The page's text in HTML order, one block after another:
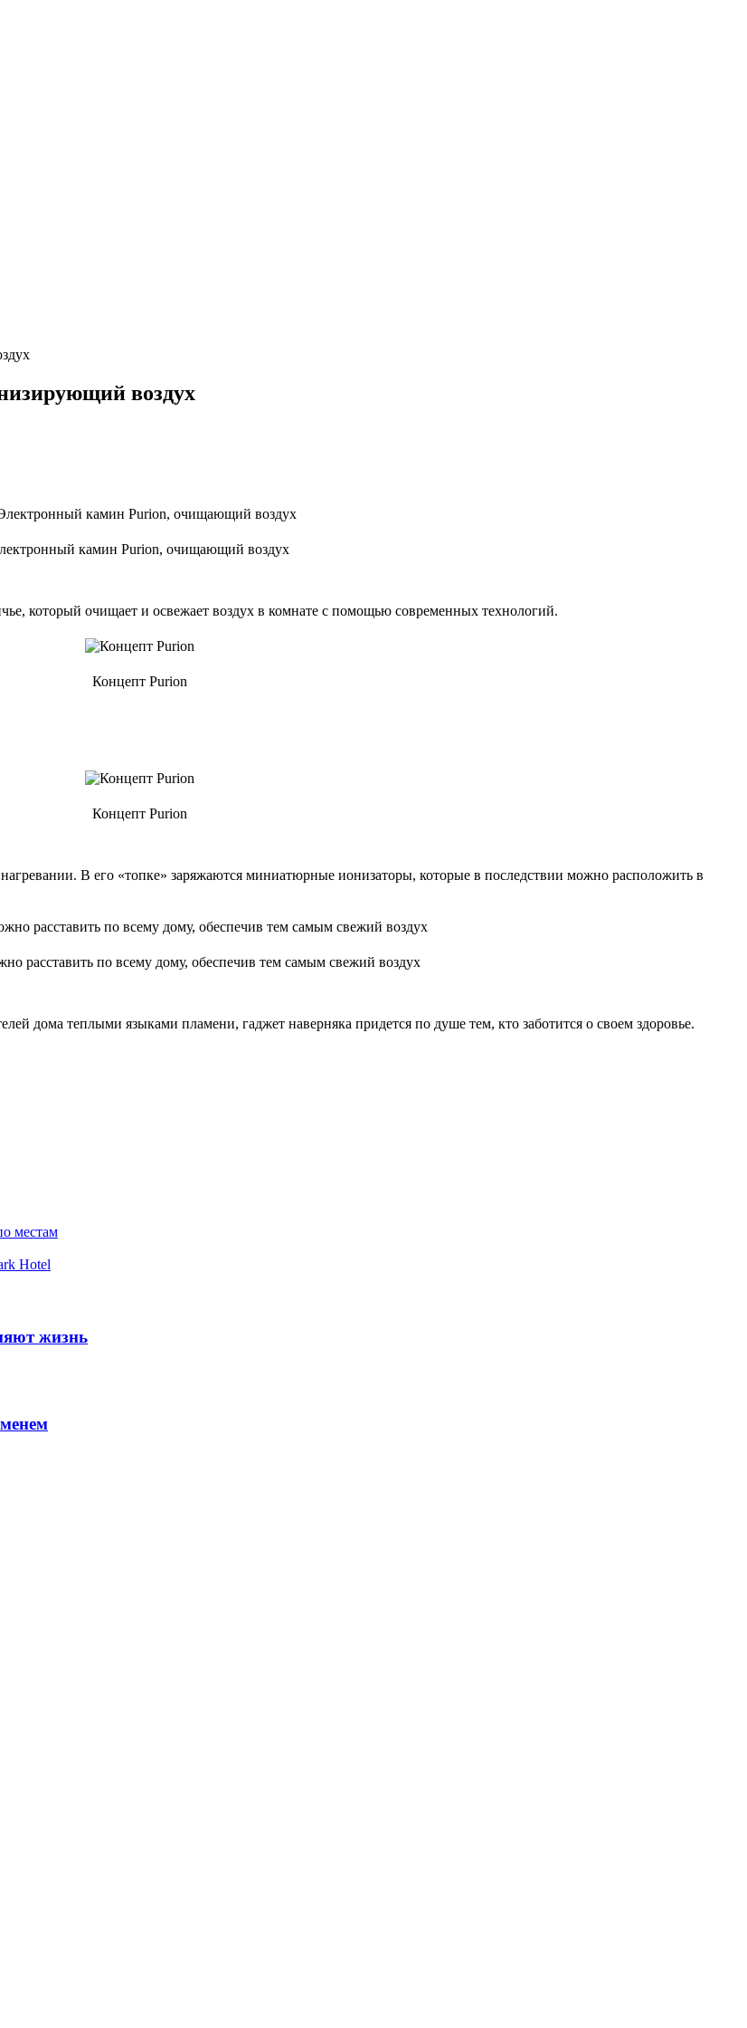
воздух
камин Purion, очищающий воздух
который очищает и освежает воздух в комнате с помощью современных технологий.
Концепт Purion
Концепт Purion
В его «топке» заряжаются миниатюрные ионизаторы, которые в последствии можно расположить в
расставить по всему дому, обеспечив тем самым свежий воздух
дома теплыми языками пламени, гаджет наверняка придется по душе тем, кто заботится о своем здоровье.
местам
Hotel
жизнь